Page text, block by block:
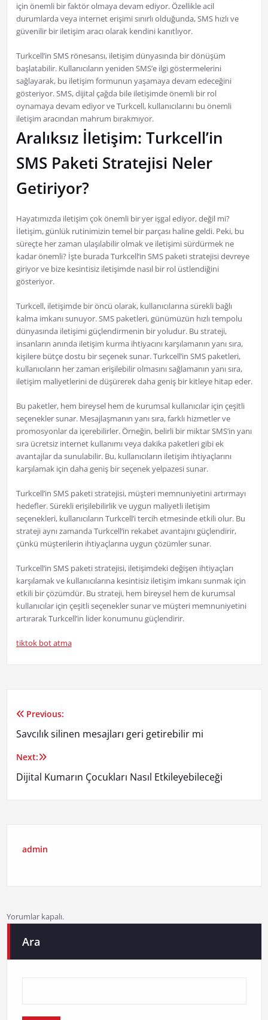
için önemli bir faktör olmaya devam ediyor. Özellikle acil
durumlarda veya internet erişimi sınırlı olduğunda, SMS hızlı ve
güvenilir bir iletişim aracı olarak kendini kanıtlıyor.
Turkcell’in SMS rönesansı, iletişim dünyasında bir dönüşüm
başlatabilir. Kullanıcıların yeniden SMS’e ilgi göstermelerini
sağlayarak, bu iletişim formunun yaşamaya devam edeceğini
gösteriyor. SMS, dijital çağda bile iletişimde önemli bir rol
oynamaya devam ediyor ve Turkcell, kullanıcılarını bu önemli
iletişim aracından mahrum bırakmıyor.
Aralıksız İletişim: Turkcell’in
SMS Paketi Stratejisi Neler
Getiriyor?
Hayatımızda iletişim çok önemli bir yer işgal ediyor, değil mi?
İletişim, günlük rutinimizin temel bir parçası haline geldi. Peki, bu
süreçte her zaman ulaşılabilir olmak ve iletişimi sürdürmek ne
kadar önemli? İşte burada Turkcell’in SMS paketi stratejisi devreye
giriyor ve bize kesintisiz iletişimde nasıl bir rol üstlendiğini
gösteriyor.
Turkcell, iletişimde bir öncü olarak, kullanıcılarına sürekli bağlı
kalma imkanı sunuyor. SMS paketleri, günümüzün hızlı tempolu
dünyasında iletişimi güçlendirmenin bir yoludur. Bu strateji,
insanların anında iletişim kurma ihtiyacını karşılamanın yanı sıra,
kişilere bütçe dostu bir seçenek sunar. Turkcell’in SMS paketleri,
kullanıcıların her zaman erişilebilir olmasını sağlamanın yanı sıra,
iletişim maliyetlerini de düşürerek daha geniş bir kitleye hitap eder.
Bu paketler, hem bireysel hem de kurumsal kullanıcılar için çeşitli
seçenekler sunar. Mesajlaşmanın yanı sıra, farklı hizmetler ve
promosyonlar da içerebilirler. Örneğin, belirli bir miktar SMS’in yanı
sıra ücretsiz internet kullanımı veya dakika paketleri gibi ek
avantajlar da sunulabilir. Bu, kullanıcıların iletişim ihtiyaçlarını
karşılamak için daha geniş bir seçenek yelpazesi sunar.
Turkcell’in SMS paketi stratejisi, müşteri memnuniyetini artırmayı
hedefler. Sürekli erişilebilirlik ve uygun maliyetli iletişim
seçenekleri, kullanıcıların Turkcell’i tercih etmesinde etkili olur. Bu
strateji aynı zamanda Turkcell’in rekabet avantajını güçlendirir,
çünkü müşterilerin ihtiyaçlarına uygun çözümler sunar.
Turkcell’in SMS paketi stratejisi, iletişimdeki değişen ihtiyaçları
karşılamak ve kullanıcılarına kesintisiz iletişim imkanı sunmak için
etkili bir çözümdür. Bu strateji, hem bireysel hem de kurumsal
kullanıcılar için çeşitli seçenekler sunar ve müşteri memnuniyetini
artırarak Turkcell’in lider konumunu güçlendirir.
tiktok bot atma
Yazı
gezinmesi
Previous:
Savcılık silinen mesajları geri getirebilir mi
Next:
Dijital Kumarın Çocukları Nasıl Etkileyebileceği
admin
Yorumlar kapalı.
Ara